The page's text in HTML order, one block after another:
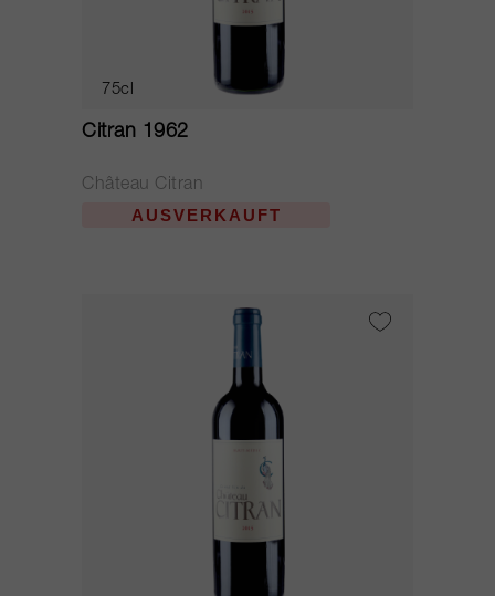
75cl
Citran 1962
Château Citran
AUSVERKAUFT